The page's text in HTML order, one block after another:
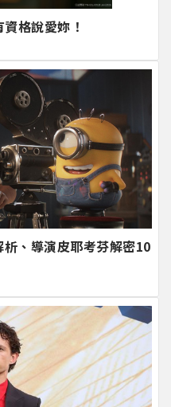
格說愛妳！
析、導演皮耶考芬解密10